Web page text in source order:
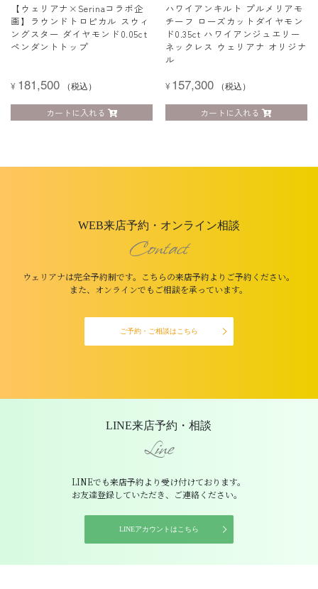
【ウェリアナ×Serinaコラボ企
画】ラウンドトロピカル スウィ
ングスター ダイヤモンド0.05ct
ペンダントトップ
¥ 181,500 （税込）
カートに入れる
ハワイアンキルト プルメリアモ
チーフ ローズカットダイヤモン
ド0.35ct ハワイアンジュエリー
ネックレス ウェリアナ オリジナ
ル
¥157,300 （税込）
カートに入れる
WEB来店予約・オンライン相談
Contact
ウェリアナは完全予約制です。こちらの来店予約よりご予約ください。
また、オンラインでもご相談を承っています。
ご予約・ご相談はこちら
LINE来店予約・相談
Line
LINEでも来店予約より受け付けております。
お友達登録していただき、ご連絡ください。
LINEアカウントはこちら